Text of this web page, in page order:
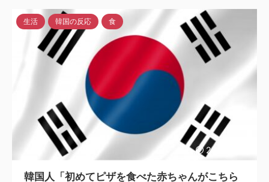
2023/4/26
生活 韓国の反応 食
韓国人「初めてピザを食べた赤ちゃんがこちら